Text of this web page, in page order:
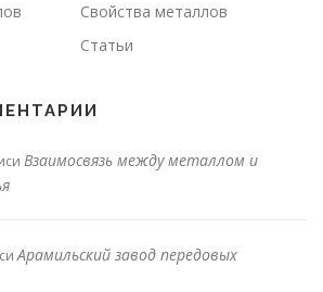
Свойства металлов
Статьи
Взаимосвязь между металлом и
Арамильский завод передовых